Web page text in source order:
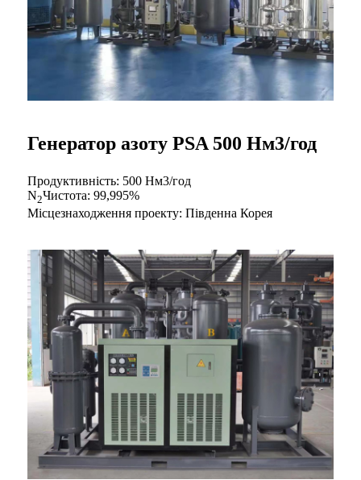
Генератор азоту PSA 500 Нм3/год
Продуктивність: 500 Нм3/год
N2Чистота: 99,995%
Місцезнаходження проекту: Південна Корея